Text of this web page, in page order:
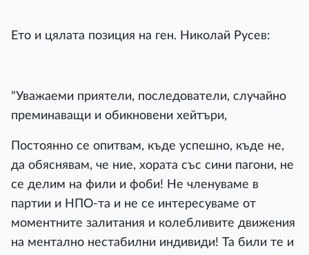
Ето и цялата позиция на ген. Николай Русев:
"Уважаеми приятели, последователи, случайно
преминаващи и обикновени хейтъри,
Постоянно се опитвам, къде успешно, къде не,
да обяснявам, че ние, хората със сини пагони, не
се делим на фили и фоби! Не членуваме в
партии и НПО-та и не се интересуваме от
моментните залитания и колебливите движения
на ментално нестабилни индивиди! Та били те и